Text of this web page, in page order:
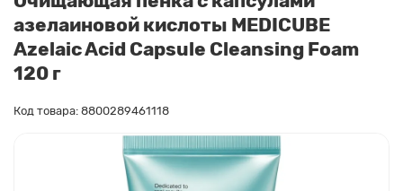
азелаиновой кислоты MEDICUBE
Azelaic Acid Capsule Cleansing Foam
120 г
Код товара: 8800289461118